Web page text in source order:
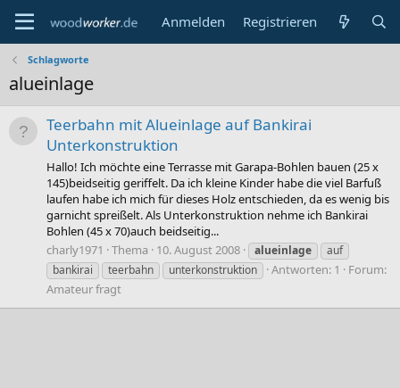
Anmelden Registrieren
Schlagworte
alueinlage
Teerbahn mit Alueinlage auf Bankirai
Unterkonstruktion
Hallo! Ich möchte eine Terrasse mit Garapa-Bohlen bauen (25 x
145)beidseitig geriffelt. Da ich kleine Kinder habe die viel Barfuß
laufen habe ich mich für dieses Holz entschieden, da es wenig bis
garnicht spreißelt. Als Unterkonstruktion nehme ich Bankirai
Bohlen (45 x 70)auch beidseitig...
charly1971
Thema 10. August 2008 alueinlage
auf
bankirai
teerbahn unterkonstruktion Antworten: 1
Forum:
Amateur fragt